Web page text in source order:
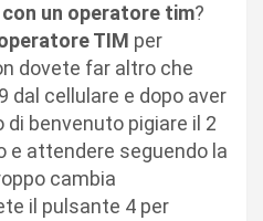
un operatore tim?
TIM per
dovete far altro che
dal cellulare e dopo aver
benvenuto pigiare il 2
e attendere seguendo la
cambia
il pulsante 4 per